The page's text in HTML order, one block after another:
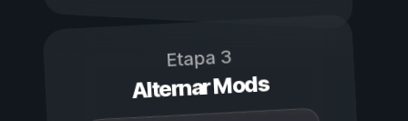
Etapa 3
Alternar Mods